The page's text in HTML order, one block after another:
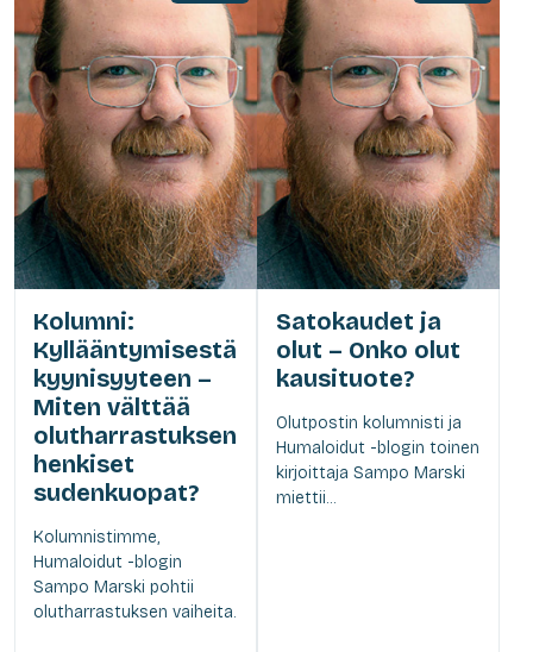
Kolumni:
Kyllääntymisestä
kyynisyyteen –
Miten välttää
olutharrastuksen
henkiset
sudenkuopat?
Kolumnistimme,
Humaloidut -blogin
Sampo Marski pohtii
olutharrastuksen vaiheita.
Satokaudet ja
olut – Onko olut
kausituote?
Olutpostin kolumnisti ja
Humaloidut -blogin toinen
kirjoittaja Sampo Marski
miettii...